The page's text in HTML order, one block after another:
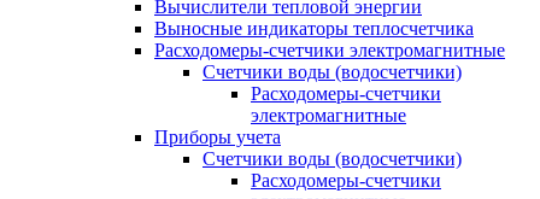
Вычислители тепловой энергии
Выносные индикаторы теплосчетчика
Расходомеры-счетчики электромагнитные
Счетчики воды (водосчетчики)
Расходомеры-счетчики
электромагнитные
Приборы учета
Счетчики воды (водосчетчики)
Расходомеры-счетчики